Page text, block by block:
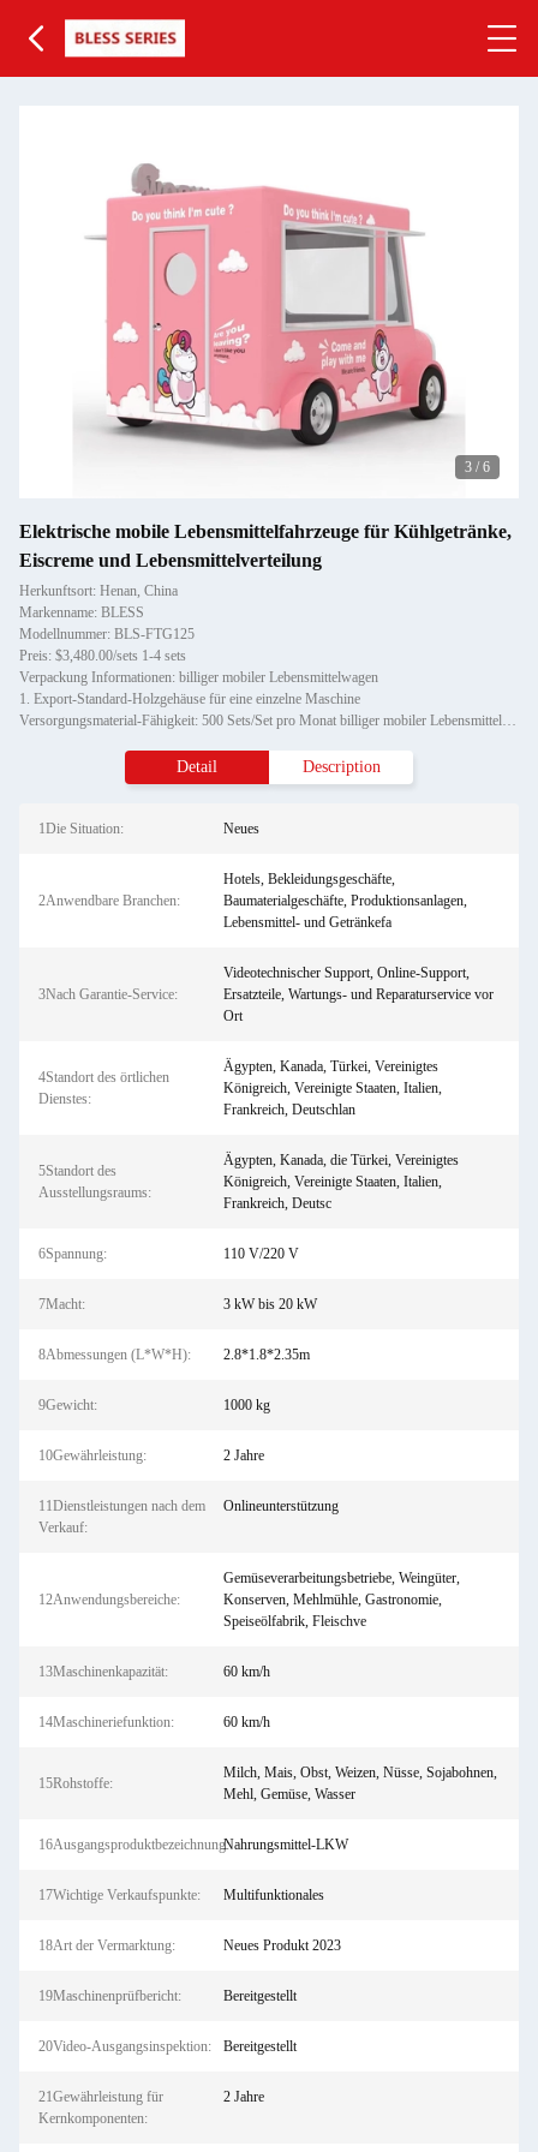
3 / 6
Elektrische mobile Lebensmittelfahrzeuge für Kühlgetränke,
Eiscreme und Lebensmittelverteilung
Herkunftsort: Henan, China
Markenname: BLESS
Modellnummer: BLS-FTG125
Preis: $3,480.00/sets 1-4 sets
Verpackung Informationen: billiger mobiler Lebensmittelwagen
1. Export-Standard-Holzgehäuse für eine einzelne Maschine
Versorgungsmaterial-Fähigkeit: 500 Sets/Set pro Monat billiger mobiler Lebensmittelwagen
Detail Description
1Die Situation: Neues
2Anwendbare Branchen:
Hotels, Bekleidungsgeschäfte,
Baumaterialgeschäfte, Produktionsanlagen,
Lebensmittel- und Getränkefa
3Nach Garantie-Service:
Videotechnischer Support, Online-Support,
Ersatzteile, Wartungs- und Reparaturservice vor
Ort
4Standort des örtlichen
Dienstes:
Ägypten, Kanada, Türkei, Vereinigtes
Königreich, Vereinigte Staaten, Italien,
Frankreich, Deutschlan
5Standort des
Ausstellungsraums:
Ägypten, Kanada, die Türkei, Vereinigtes
Königreich, Vereinigte Staaten, Italien,
Frankreich, Deutsc
6Spannung: 110 V/220 V
7Macht: 3 kW bis 20 kW
8Abmessungen (L*W*H): 2.8*1.8*2.35m
9Gewicht: 1000 kg
10Gewährleistung: 2 Jahre
11Dienstleistungen nach dem
Verkauf:
Onlineunterstützung
12Anwendungsbereiche:
Gemüseverarbeitungsbetriebe, Weingüter,
Konserven, Mehlmühle, Gastronomie,
Speiseölfabrik, Fleischve
13Maschinenkapazität: 60 km/h
14Maschineriefunktion: 60 km/h
15Rohstoffe:
Milch, Mais, Obst, Weizen, Nüsse, Sojabohnen,
Mehl, Gemüse, Wasser
16Ausgangsproduktbezeichnung:Nahrungsmittel-LKW
17Wichtige Verkaufspunkte: Multifunktionales
18Art der Vermarktung: Neues Produkt 2023
19Maschinenprüfbericht: Bereitgestellt
20Video-Ausgangsinspektion: Bereitgestellt
21Gewährleistung für
Kernkomponenten:
2 Jahre